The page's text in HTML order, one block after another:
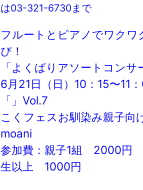
は03-321-6730まで
フルートとピアノでワクワ
び！
「よくばりアソートコンサ
6月21日（日）10：15〜11
「」Vol.7
こくフェスお馴染み親子向
moani
参加費：親子1組 2000円
生以上 1000円